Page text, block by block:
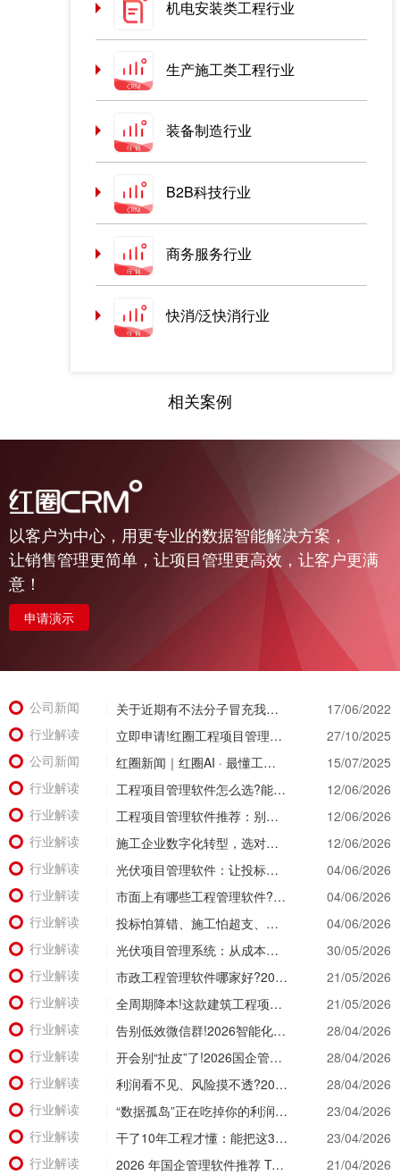
机电安装类工程行业
生产施工类工程行业
装备制造行业
B2B科技行业
商务服务行业
快消/泛快消行业
相关案例
以客户为中心，用更专业的数据智能解决方案，
让销售管理更简单，让项目管理更高效，让客户更满
意！
申请演示
公司新闻 关于近期有不法分子冒充我公司实施诈骗活动的公示函
17/06/2022
行业解读
立即申请!红圈工程项目管理系统免费试用重磅开启，亲身体验智慧管理新篇章!
27/10/2025
公司新闻
红圈新闻｜红圈AI · 最懂工程：用智能引擎重塑工程管理新范式
15/07/2025
行业解读
工程项目管理软件怎么选?能同时管住资金、成本、进度的才靠谱
12/06/2026
行业解读
工程项目管理软件推荐：别等年底才知道亏了!这套系统让每一分钱都有迹可循
12/06/2026
行业解读
施工企业数字化转型，选对工具比盲目上系统更重要
12/06/2026
行业解读
光伏项目管理软件：让投标管理跑在竞争前面
04/06/2026
行业解读
市面上有哪些工程管理软件?2026年八大主流工具深度盘点
04/06/2026
行业解读
投标怕算错、施工怕超支、结算怕扯皮?这款施工成本管理系统一招全解决
04/06/2026
行业解读
光伏项目管理系统：从成本失控到利润可控，老板只需做对一步
30/05/2026
行业解读
市政工程管理软件哪家好?2026年精细化管理工具选型全攻略
21/05/2026
行业解读
全周期降本!这款建筑工程项目管理系统，从投标测算一路控到竣工结算
21/05/2026
行业解读
告别低效微信群!2026智能化升级，看看工程项目管理软件有哪些颠覆级体验?
28/04/2026
行业解读
开会别“扯皮”了!2026国企管理软件推荐，让经营数据替所有人“开口说话”
28/04/2026
行业解读
利润看不见、风险摸不透?2026建筑工程项目管理系统让经营数据“一眼透底”
28/04/2026
行业解读
“数据孤岛”正在吃掉你的利润！2026建筑公司项目管理软件破局之道
23/04/2026
行业解读
干了10年工程才懂：能把这3个数据管明白的工程项目管理软件，才是真神器!
23/04/2026
行业解读
2026 年国企管理软件推荐 Top 5 盘点：核心功能与适用场景深度解析 21/04/2026